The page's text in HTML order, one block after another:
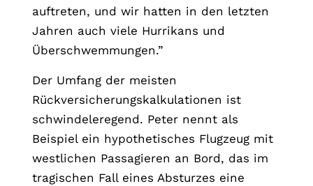
auftreten, und wir hatten in den letzten
Jahren auch viele Hurrikans und
Überschwemmungen.”
Der Umfang der meisten
Rückversicherungskalkulationen ist
schwindeleregend. Peter nennt als
Beispiel ein hypothetisches Flugzeug mit
westlichen Passagieren an Bord, das im
tragischen Fall eines Absturzes eine